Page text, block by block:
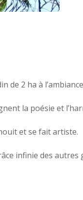
de 2 ha à
la poésie et
et se fait artiste.
infinie des autres